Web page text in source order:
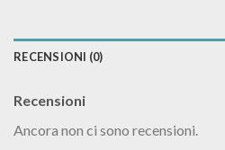
RECENSIONI (0)
Recensioni
Ancora non ci sono recensioni.